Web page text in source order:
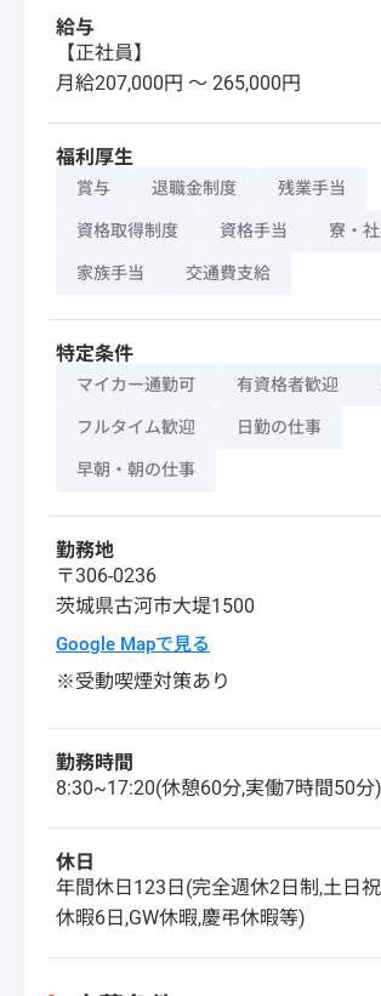
給与
【正社員】
月給207,000円 〜 265,000円
福利厚生
賞与 退職金制度 残業手当
資格取得制度 資格手当 寮・
家族手当 交通費支給
特定条件
マイカー通勤可 有資格者歓迎
フルタイム歓迎 日勤の仕事
早朝・朝の仕事
勤務地
〒306-0236
茨城県古河市大堤1500
Google Mapで見る
※受動喫煙対策あり
勤務時間
8:30~17:20(休憩60分,実働7時間50分)
休日
年間休日123日(完全週休2日制,土日
休暇6日,GW休暇,慶弔休暇等)